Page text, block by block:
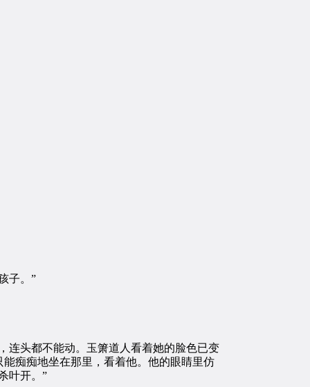
子。”
头都不能动。玉箫道人看着她的脸色已变
痴痴地坐在那里，看着他。他的眼睛里仿
叶开。”